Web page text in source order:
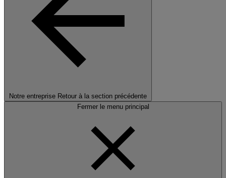
Notre entreprise Retour à la section précédente
Fermer le menu principal